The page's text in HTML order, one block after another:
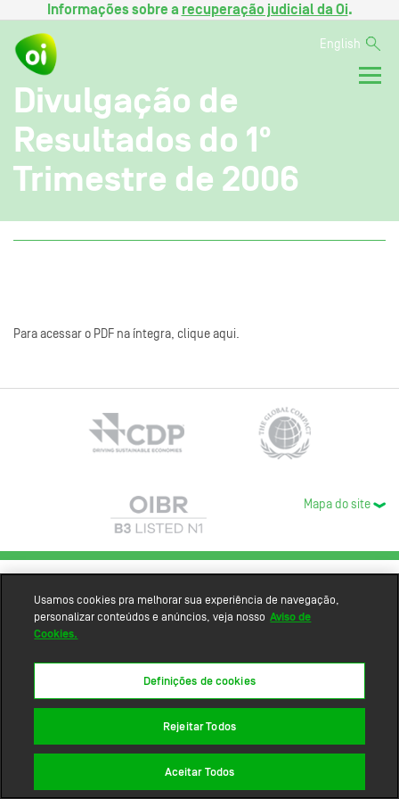
Informações sobre a recuperação judicial da Oi.
English
Divulgação de
Resultados do 1º
Trimestre de 2006
Para acessar o PDF na íntegra, clique aqui.
Mapa do site
Usamos cookies pra melhorar sua experiência de navegação,
personalizar conteúdos e anúncios, veja nosso Aviso de
Cookies.
Definições de cookies
Rejeitar Todos
Aceitar Todos